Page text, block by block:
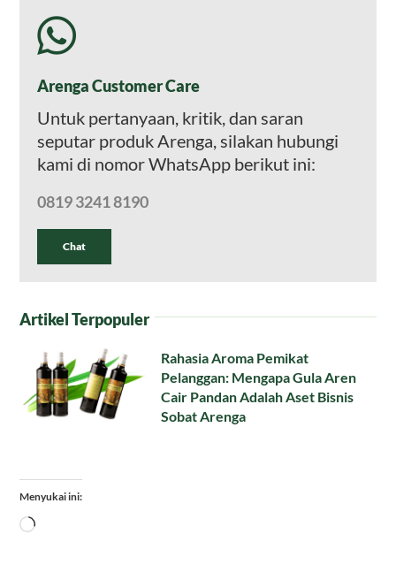
Arenga Customer Care
Untuk pertanyaan, kritik, dan saran
seputar produk Arenga, silakan hubungi
kami di nomor WhatsApp berikut ini:
0819 3241 8190
Chat
Artikel Terpopuler
Rahasia Aroma Pemikat
Pelanggan: Mengapa Gula Aren
Cair Pandan Adalah Aset Bisnis
Sobat Arenga
Menyukai ini:
Memuat...